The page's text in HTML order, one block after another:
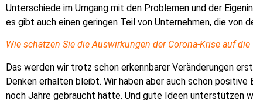
Unterschiede im Umgang mit den Problemen und der
es gibt auch einen geringen Teil von Unternehmen, die von
Wie schätzen Sie die Auswirkungen der Corona-Krise auf
Das werden wir trotz schon erkennbarer Veränderungen
Denken erhalten bleibt. Wir haben aber auch schon
noch Jahre gebraucht hätte. Und gute Ideen unterstützen